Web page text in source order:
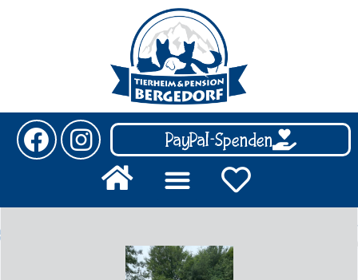
PayPal-Spenden